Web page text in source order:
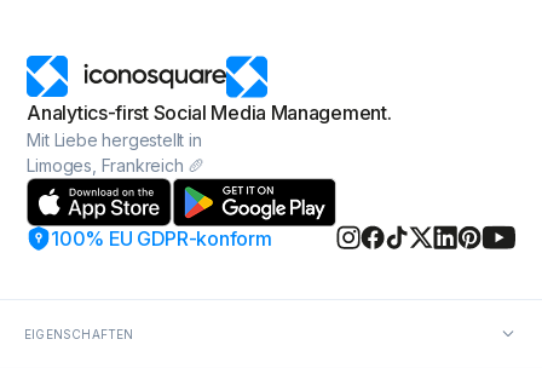
Analytics-first Social Media Management.
Mit Liebe hergestellt in
Limoges, Frankreich 🥖
100% EU GDPR-konform
EIGENSCHAFTEN